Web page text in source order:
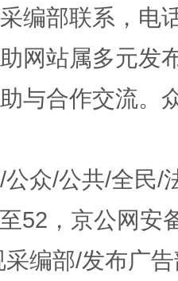
编部联系，电
网站属多元发
与合作交流。
公众/公共/全民/
52，京公网安
编部/发布广